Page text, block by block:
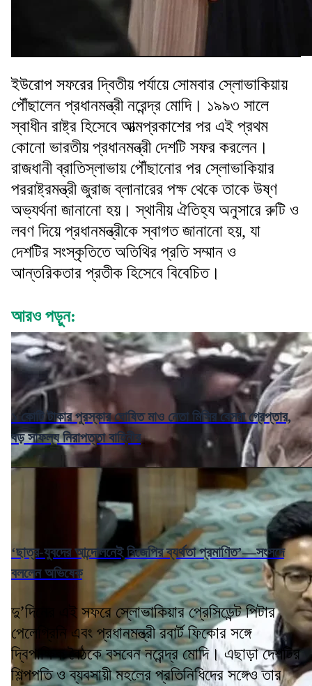
ইউরোপ সফরের দ্বিতীয় পর্যায়ে সোমবার স্লোভাকিয়ায়
পৌঁছালেন প্রধানমন্ত্রী নরেন্দ্র মোদি। ১৯৯৩ সালে
স্বাধীন রাষ্ট্র হিসেবে আত্মপ্রকাশের পর এই প্রথম
কোনো ভারতীয় প্রধানমন্ত্রী দেশটি সফর করলেন।
রাজধানী ব্রাতিস্লাভায় পৌঁছানোর পর স্লোভাকিয়ার
পররাষ্ট্রমন্ত্রী জুরাজ ব্লানারের পক্ষ থেকে তাকে উষ্ণ
অভ্যর্থনা জানানো হয়। স্থানীয় ঐতিহ্য অনুসারে রুটি ও
লবণ দিয়ে প্রধানমন্ত্রীকে স্বাগত জানানো হয়, যা
দেশটির সংস্কৃতিতে অতিথির প্রতি সম্মান ও
আন্তরিকতার প্রতীক হিসেবে বিবেচিত।
আরও পড়ুন:
১ কোটি টাকার পুরস্কার ঘোষিত মাও নেতা মিসির বেসরা গ্রেপ্তার,
বড় সাফল্য নিরাপত্তা বাহিনীর
‘ছাত্র-যুবদের আন্দোলনেই বিজেপির ব্যর্থতা প্রমাণিত’—সংসদে
বললেন অভিষেক
দু’দিনের এই সফরে স্লোভাকিয়ার প্রেসিডেন্ট পিটার
পেলেগ্রিনি এবং প্রধানমন্ত্রী রবার্ট ফিকোর সঙ্গে
দ্বিপাক্ষিক বৈঠকে বসবেন নরেন্দ্র মোদি। এছাড়া দেশটির
শিল্পপতি ও ব্যবসায়ী মহলের প্রতিনিধিদের সঙ্গেও তার